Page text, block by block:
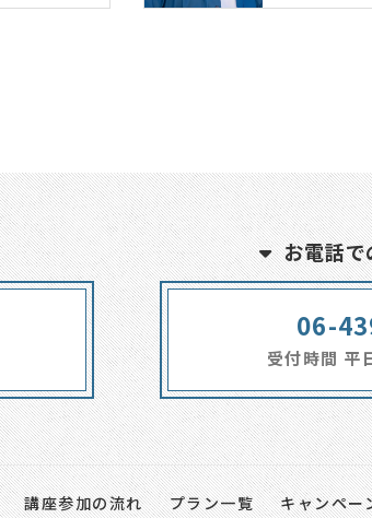
お電話
06-
受付時間
講座参加の流れ プラン一覧 キャンペー